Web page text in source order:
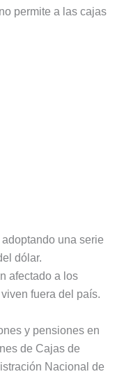
no permite a las cajas
una serie
dólar.
afectado a los
fuera del país.
y pensiones en
de Cajas de
Nacional de